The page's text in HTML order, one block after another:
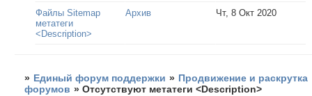
Файлы Sitemap
метатеги
<Description>
Архив Чт, 8 Окт 2020
» Единый форум поддержки » Продвижение и раскрутка
форумов »Отсутствуют метатеги <Description>